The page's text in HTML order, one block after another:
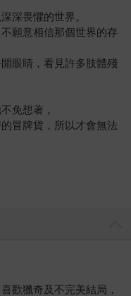
深畏懼的世界。
願意相信那個世界的存
眼睛，看見許多肢體殘
免想著，
冒牌貨，所以才會無法
歡獵奇及不完美結局，